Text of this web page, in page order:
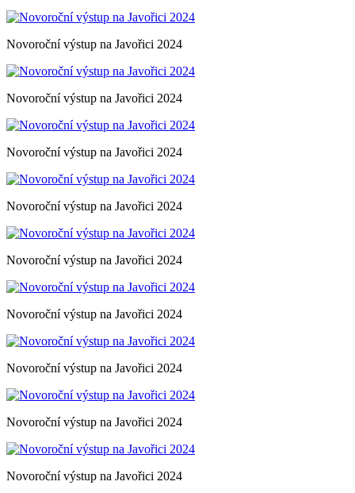
Novoroční výstup na Javořici 2024
Novoroční výstup na Javořici 2024
Novoroční výstup na Javořici 2024
Novoroční výstup na Javořici 2024
Novoroční výstup na Javořici 2024
Novoroční výstup na Javořici 2024
Novoroční výstup na Javořici 2024
Novoroční výstup na Javořici 2024
Novoroční výstup na Javořici 2024